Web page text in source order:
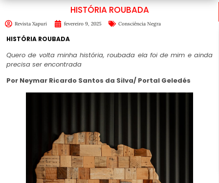
HISTÓRIA ROUBADA
Revista Xapuri fevereiro 9, 2025 Consciência Negra
HISTÓRIA ROUBADA
Quero de volta minha história, roubada ela foi de mim e ainda
precisa ser encontrada
Por Neymar Ricardo Santos da Silva/ Portal Geledés